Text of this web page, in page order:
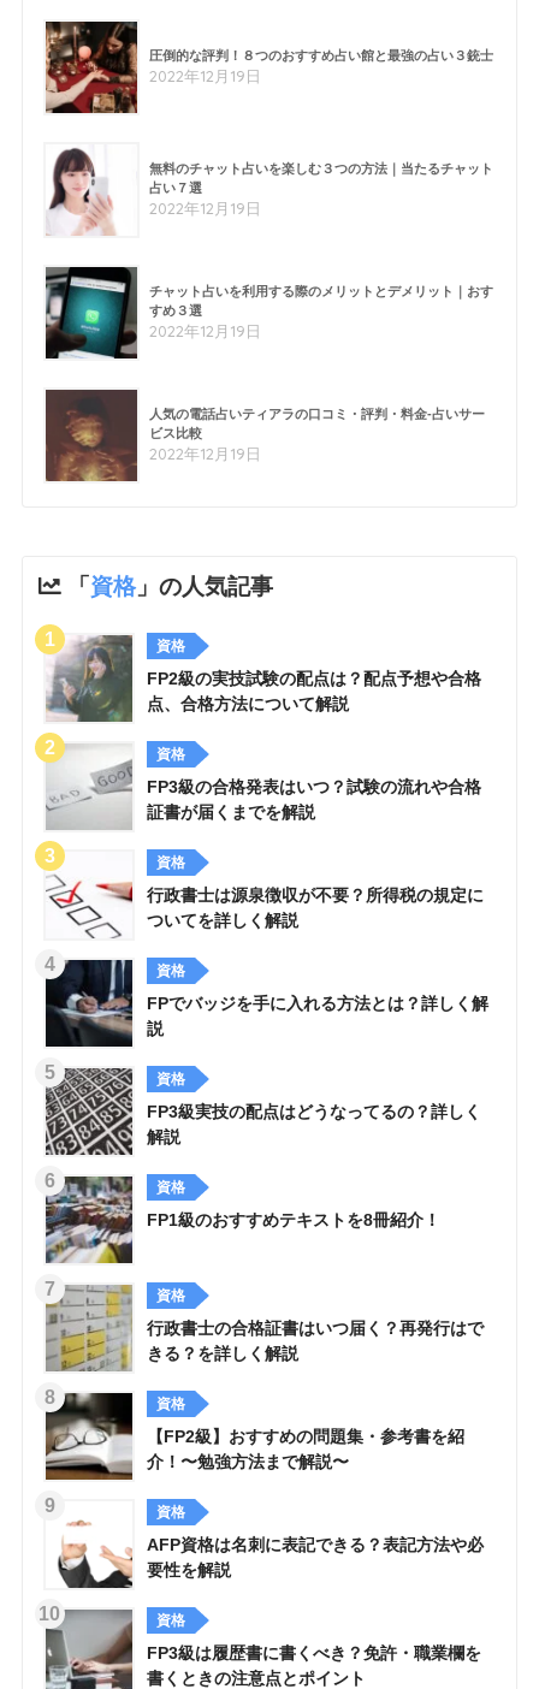
圧倒的な評判！８つのおすすめ占い館と最強の占い３銃士
2022年12月19日
無料のチャット占いを楽しむ３つの方法｜当たるチャット
占い７選
2022年12月19日
チャット占いを利用する際のメリットとデメリット｜おす
すめ３選
2022年12月19日
人気の電話占いティアラの口コミ・評判・料金-占いサー
ビス比較
2022年12月19日
「資格」の人気記事
資格
FP2級の実技試験の配点は？配点予想や合格
点、合格方法について解説
資格
FP3級の合格発表はいつ？試験の流れや合格
証書が届くまでを解説
資格
行政書士は源泉徴収が不要？所得税の規定に
ついてを詳しく解説
資格
FPでバッジを手に入れる方法とは？詳しく解
説
資格
FP3級実技の配点はどうなってるの？詳しく
解説
資格
FP1級のおすすめテキストを8冊紹介！
資格
行政書士の合格証書はいつ届く？再発行はで
きる？を詳しく解説
資格
【FP2級】おすすめの問題集・参考書を紹
介！〜勉強方法まで解説〜
資格
AFP資格は名刺に表記できる？表記方法や必
要性を解説
資格
FP3級は履歴書に書くべき？免許・職業欄を
書くときの注意点とポイント